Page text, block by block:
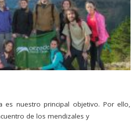
es nuestro principal objetivo. Por ello,
de los mendizales y